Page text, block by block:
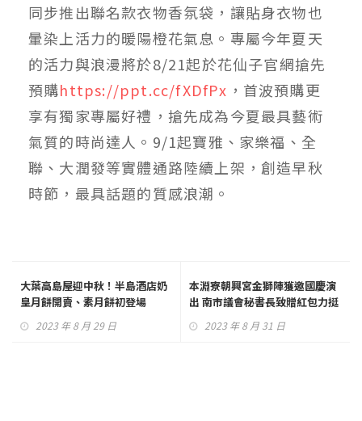
同步推出聯名款衣物香氛袋，讓貼身衣物也
暈染上活力的暖陽橙花氣息。專屬今年夏天
的活力與浪漫將於8/21起於花仙子官網搶先
預購https://ppt.cc/fXDfPx ，首波預購更
享有獨家專屬好禮，搶先成為今夏最具藝術
氣質的時尚達人。9/1起寶雅、家樂福、全
聯、大潤發等實體通路陸續上架，創造早秋
時節，最具話題的質感浪潮。
大葉高島屋迎中秋！半島酒店奶
皇月餅開賣、素月餅初登場
2023 年 8 月 29 日
本淵寮朝興宮金獅陣獲邀國慶演
出 南市議會秘書長致贈紅包力挺
2023 年 8 月 31 日